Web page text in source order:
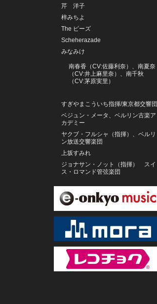
芹 洋子
梓みちよ
The ピーズ
Scheherazade
みなみけ
南春香（CV:佐藤利奈）、南夏奈
（CV:井上麻里奈）、南千秋
（CV:茅原実里）
すぎやまこういち指揮/東京都交響団
ベジュン・メータ、ベルリン古楽ア
カデミー
ヤクブ・フルシャ（指揮）、ベルリ
ン放送交響楽団
上坂すみれ
ジョナサン・ノット（指揮） スイ
ス・ロマンド管弦楽団
タマラ・ステファノヴィチ（ピア
ノ）
有賀誠門と打楽器アンサンブル
牧山純子ニュープロジェクト
ドミニク・ヴィス
菊地雅章
森園勝敏